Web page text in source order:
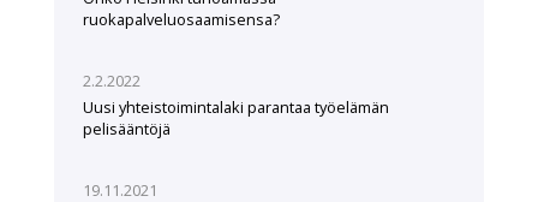
ruokapalveluosaamisensa?
2.2.2022
Uusi yhteistoimintalaki parantaa työelämän
pelisääntöjä
19.11.2021